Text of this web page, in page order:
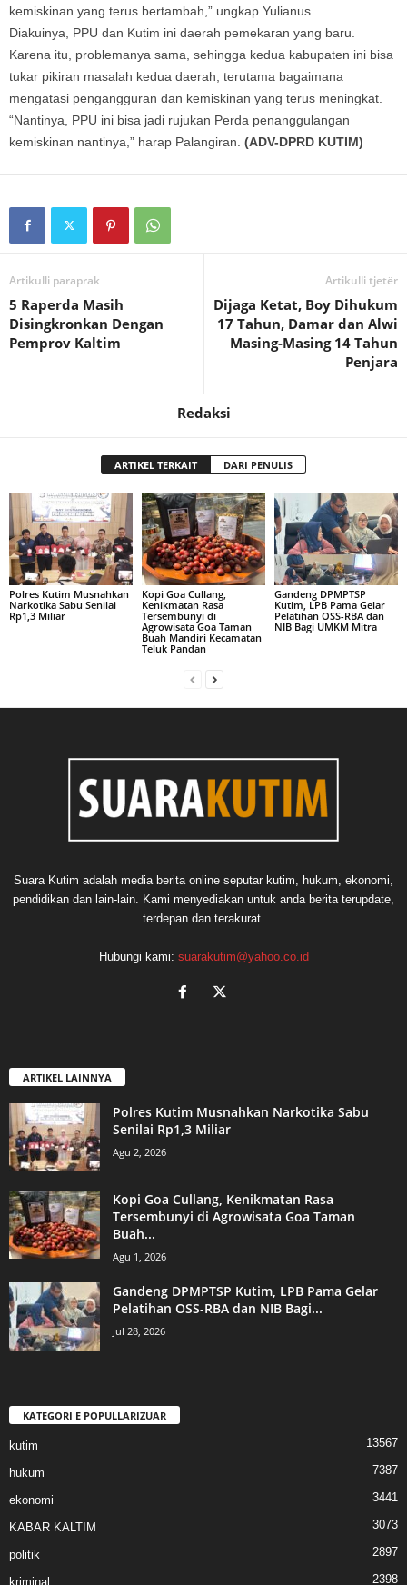
kemiskinan yang terus bertambah,” ungkap Yulianus.
Diakuinya, PPU dan Kutim ini daerah pemekaran yang baru.
Karena itu, problemanya sama, sehingga kedua kabupaten ini bisa
tukar pikiran masalah kedua daerah, terutama bagaimana
mengatasi pengangguran dan kemiskinan yang terus meningkat.
“Nantinya, PPU ini bisa jadi rujukan Perda penanggulangan
kemiskinan nantinya,” harap Palangiran. (ADV-DPRD KUTIM)
Artikulli paraprak
5 Raperda Masih
Disingkronkan Dengan
Pemprov Kaltim
Artikulli tjetër
Dijaga Ketat, Boy Dihukum
17 Tahun, Damar dan Alwi
Masing-Masing 14 Tahun
Penjara
Redaksi
ARTIKEL TERKAIT DARI PENULIS
Polres Kutim Musnahkan
Narkotika Sabu Senilai
Rp1,3 Miliar
Kopi Goa Cullang,
Kenikmatan Rasa
Tersembunyi di
Agrowisata Goa Taman
Buah Mandiri Kecamatan
Teluk Pandan
Gandeng DPMPTSP
Kutim, LPB Pama Gelar
Pelatihan OSS-RBA dan
NIB Bagi UMKM Mitra
Suara Kutim adalah media berita online seputar kutim, hukum, ekonomi,
pendidikan dan lain-lain. Kami menyediakan untuk anda berita terupdate,
terdepan dan terakurat.
Hubungi kami: suarakutim@yahoo.co.id
ARTIKEL LAINNYA
Polres Kutim Musnahkan Narkotika Sabu
Senilai Rp1,3 Miliar
Agu 2, 2026
Kopi Goa Cullang, Kenikmatan Rasa
Tersembunyi di Agrowisata Goa Taman
Buah...
Agu 1, 2026
Gandeng DPMPTSP Kutim, LPB Pama Gelar
Pelatihan OSS-RBA dan NIB Bagi...
Jul 28, 2026
KATEGORI E POPULLARIZUAR
kutim 13567
hukum 7387
ekonomi 3441
KABAR KALTIM 3073
politik 2897
kriminal 2398